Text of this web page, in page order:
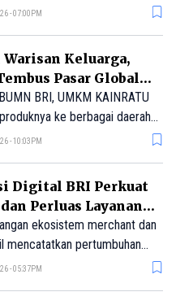
167% dibandingkan
- 07:00PM
Keluarga,
Pasar Global
BRI, UMKM KAINRATU
ke berbagai daerah
ke pasar internasional.
- 10:03PM
Digital BRI Perkuat
Perluas Layanan
ekosistem merchant dan
mencatatkan pertumbuhan
basis dana murah
- 05:37PM